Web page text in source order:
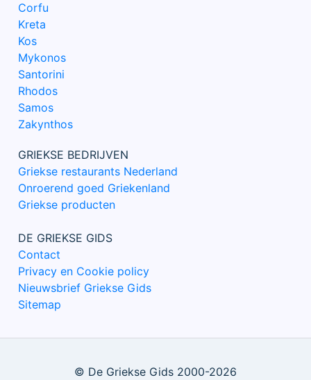
Corfu
Kreta
Kos
Mykonos
Santorini
Rhodos
Samos
Zakynthos
GRIEKSE BEDRIJVEN
Griekse restaurants Nederland
Onroerend goed Griekenland
Griekse producten
DE GRIEKSE GIDS
Contact
Privacy en Cookie policy
Nieuwsbrief Griekse Gids
Sitemap
© De Griekse Gids 2000-2026